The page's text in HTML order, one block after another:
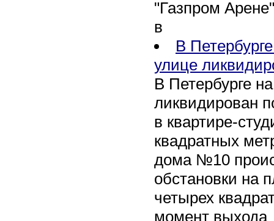
"Газпром
в
В
улице
В Петербурге
ликвидирован
в квартире-
квадратных
дома №10
обстановки на
четырех
момент выхода